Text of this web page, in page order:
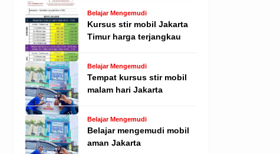
Belajar Mengemudi
Kursus stir mobil Jakarta
Timur harga terjangkau
Belajar Mengemudi
Tempat kursus stir mobil
malam hari Jakarta
Belajar Mengemudi
Belajar mengemudi mobil
aman Jakarta